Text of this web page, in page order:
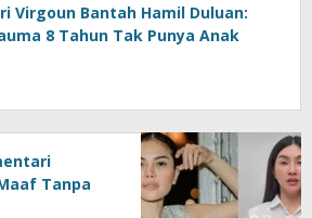
Virgoun Bantah Hamil Duluan:
8 Tahun Tak Punya Anak
Tanpa